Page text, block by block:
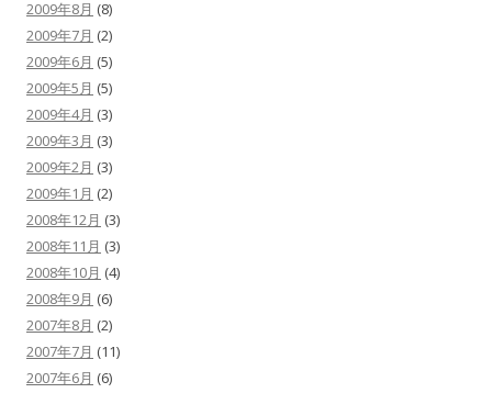
2009年8月 (8)
2009年7月 (2)
2009年6月 (5)
2009年5月 (5)
2009年4月 (3)
2009年3月 (3)
2009年2月 (3)
2009年1月 (2)
2008年12月 (3)
2008年11月 (3)
2008年10月 (4)
2008年9月 (6)
2007年8月 (2)
2007年7月 (11)
2007年6月 (6)